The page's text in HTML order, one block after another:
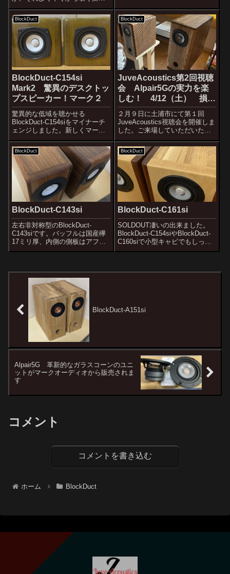
っていたのがこのブビンガバッ
フル。無垢20mm厚のブビンガ
バッフルですが、重くて硬いと
ても強靭な木材です。組み合わ
せる木材によっては硬い響きに
なると予想されま...
るのがこのHiviのB3Nというユニ
ットだと思っています。...
BlockDuct
BlockDuct-C154si
Mark2 驚異のデスクトッ
プスピーカー！マーク２
驚異的な低域を聴かせる
BlockDuct-C154siをマイナーチ
ェンジしました。新しくマーク
２となったBlockDuct-C154siが
叫びました。「小型スピーカー
の王に俺はなる！！」とまるで
脳天気なルフィのように。い
や、叫んでるのおめー...
BlockDuct
JuveAcoustics第2回視聴
会 Alpair5Gの実力を楽
しむ！ 4/12（土） 損保
会館（秋葉原）
２月９日に土浦市にて第１回
JuveAcoustics視聴会を開催しま
した。ご来場していただいたお
客様には感謝しかありません、
ありがとうございました！開催
した視聴室で実際に音出しした
感じです。部屋は良かったので
すが、なんと駅前のピンク街の
真ん...
BlockDuct
BlockDuct-C143si
左右非対称型のBlockDuct-
C143siです。バッフルは国産欅
17ミリ厚、内側の側板はアフリ
カンチーク15mm厚、外側の側
15mm、背板はアカシア集成材
15ｍｍ厚。BlockDuc...
BlockDuct
BlockDuct-C161si
SOLDOUT凄いの出来ました。
BlockDuct-C154siやBlockDuct-
C160siで小型キャビでもしっか
りと低域まで伸ばすノウハウを
製作し、そのノウハウを活かし
BlockDuct-A151si
Alpair5G 革新的なガラスコーンのユニ
ットがマークオーディオから販売されま
す
コメント
コメントを書き込む
ホーム BlockDuct